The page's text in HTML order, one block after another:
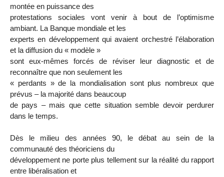
montée en puissance des
protestations sociales vont venir à bout de l’optimisme
ambiant. La Banque mondiale et les
experts en développement qui avaient orchestré l’élaboration
et la diffusion du « modèle »
sont eux-mêmes forcés de réviser leur diagnostic et de
reconnaître que non seulement les
« perdants » de la mondialisation sont plus nombreux que
prévus – la majorité dans beaucoup
de pays – mais que cette situation semble devoir perdurer
dans le temps.
Dès le milieu des années 90, le débat au sein de la
communauté des théoriciens du
développement ne porte plus tellement sur la réalité du rapport
entre libéralisation et